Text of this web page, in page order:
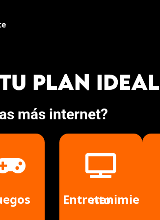
PLAN IDEAL
más internet?
Entretenimiento